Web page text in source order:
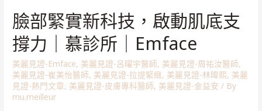
臉部緊實新科技，啟動肌底支
撐力｜慕診所｜Emface
美麗見證-Emface, 美麗見證-呂曜宇醫師, 美麗見證-周祐汝醫師,
美麗見證-崔美怡醫師, 美麗見證-拉提緊緻, 美麗見證-林暐熙, 美麗
見證-熱門文章, 美麗見證-皮膚專科醫師, 美麗見證-金益安 / By
mu.meilleur